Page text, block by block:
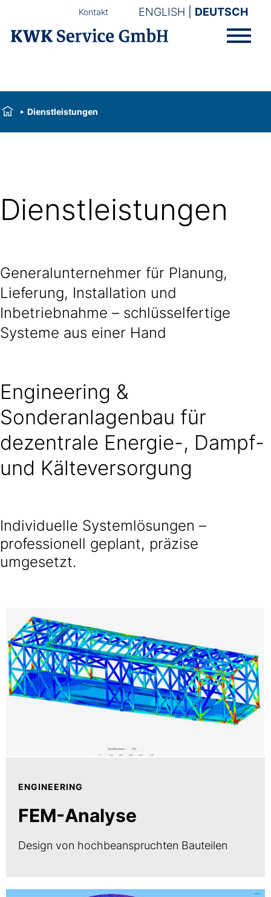
ENGLISH DEUTSCH
Kontakt
Dienstleistungen
Dienstleistungen
Generalunternehmer für Planung,
Lieferung, Installation und
Inbetriebnahme – schlüsselfertige
Systeme aus einer Hand
Engineering &
Sonderanlagenbau für
dezentrale Energie-, Dampf-
und Kälteversorgung
Individuelle Systemlösungen –
professionell geplant, präzise
umgesetzt.
ENGINEERING
FEM-Analyse
Design von hochbeanspruchten Bauteilen